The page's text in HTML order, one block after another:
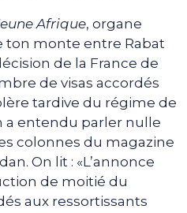
Afrique, organe
ton monte entre Rabat
de la France de
de visas accordés
tardive du régime de
a entendu parler nulle
colonnes du magazine
On lit : «L’annonce
de moitié du
aux ressortissants